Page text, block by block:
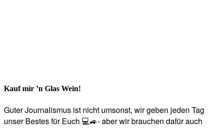
Kauf mir ’n Glas Wein!
Guter Journalismus ist nicht umsonst, wir geben jeden Tag
unser Bestes für Euch 💻🚙- aber wir brauchen dafür auch